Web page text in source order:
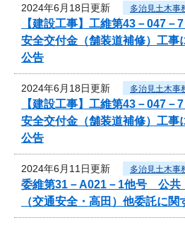
2024年6月18日更新 多治見土木事
【建設工事】工維第43－047
安全交付金（舗装道補修）工事
公告
2024年6月18日更新 多治見土木事
【建設工事】工維第43－047
安全交付金（舗装道補修）工事
公告
2024年6月11日更新 多治見土木事
委維第31－A021－1他号 公
（交通安全・高田）他委託に